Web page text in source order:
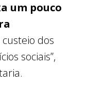
um pouco
custeio dos
sociais”,